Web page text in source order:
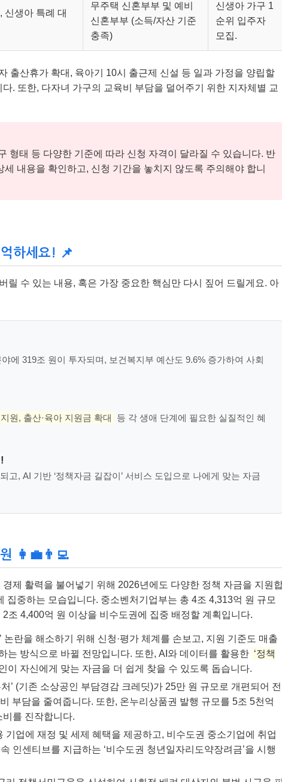
신생아 특례 대
무주택 신혼부부 및 예비
신혼부부 (소득/자산 기준
충족)
신생아 가구 1
순위 입주자
모집.
출산휴가 확대, 육아기 10시 출근제 신설 등 일과 가정을 양립할
. 또한, 다자녀 가구의 교육비 부담을 덜어주기 위한 지자체별 교
형태 등 다양한 기준에 따라 신청 자격이 달라질 수 있습니다. 반
내용을 확인하고, 신청 기간을 놓치지 않도록 주의해야 합니
하세요! 📌
릴 수 있는 내용, 혹은 가장 중요한 핵심만 다시 짚어 드릴게요. 아
에 319조 원이 투자되며, 보건복지부 예산도 9.6% 증가하여 사회
원, 출산·육아 지원금 확대
등 각 생애 단계에 필요한 실질적인 혜
고, AI 기반 ‘정책자금 길잡이’ 서비스 도입으로 나에게 맞는 자금
👩‍💼👨‍💻
제 활력을 불어넣기 위해 2026년에도 다양한 정책 자금을 지원
집중하는 모습입니다. 중소벤처기업부는 총 4조 4,313억 원 규모
조 4,400억 원 이상을 비수도권에 집중 배정할 계획입니다.
논란을 해소하기 위해 신청·평가 체계를 손보고, 지원 기준도 매출
는 방식으로 바뀔 전망입니다. 또한, AI와 데이터를 활용한 ‘정책
이 자신에게 맞는 자금을 더 쉽게 찾을 수 있도록 돕습니다.
’ (기존 소상공인 부담경감 크레딧)가 25만 원 규모로 개편되어 전
부담을 줄여줍니다. 또한, 온누리상품권 발행 규모를 5조 5천억
를 진작합니다.
기업에 재정 및 세제 혜택을 제공하고, 비수도권 중소기업에 취업
인센티브를 지급하는 ‘비수도권 청년일자리도약장려금’을 시행